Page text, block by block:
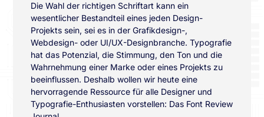
Die Wahl der richtigen Schriftart kann ein
wesentlicher Bestandteil eines jeden Design-
Projekts sein, sei es in der Grafikdesign-,
Webdesign- oder UI/UX-Designbranche. Typografie
hat das Potenzial, die Stimmung, den Ton und die
Wahrnehmung einer Marke oder eines Projekts zu
beeinflussen. Deshalb wollen wir heute eine
hervorragende Ressource für alle Designer und
Typografie-Enthusiasten vorstellen: Das Font Review